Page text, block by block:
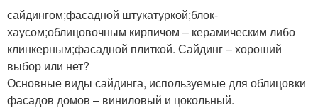
сайдингом;фасадной штукатуркой;блок-
хаусом;облицовочным кирпичом – керамическим либо
клинкерным;фасадной плиткой. Сайдинг – хороший
выбор или нет?
Основные виды сайдинга, используемые для облицовки
фасадов домов – виниловый и цокольный.